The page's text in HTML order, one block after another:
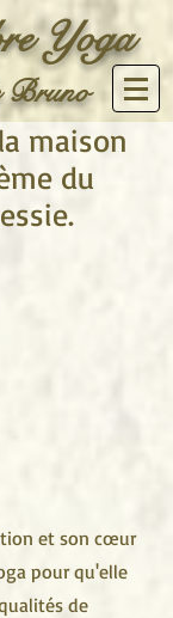
Yoga
Bruno
maison
du
et son cœur
pour qu'elle
de